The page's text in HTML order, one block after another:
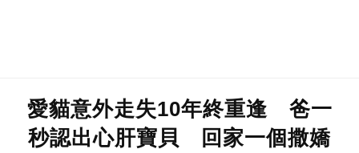
愛貓意外走失10年終重逢 爸一
秒認出心肝寶貝 回家一個撒嬌